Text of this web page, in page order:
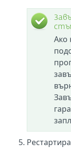
Ако